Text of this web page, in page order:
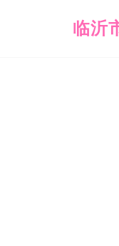
临沂